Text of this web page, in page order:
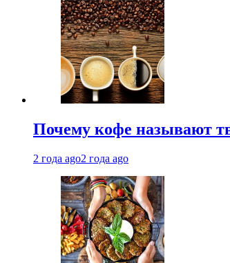
Почему кофе называют
2 года ago2 года ago